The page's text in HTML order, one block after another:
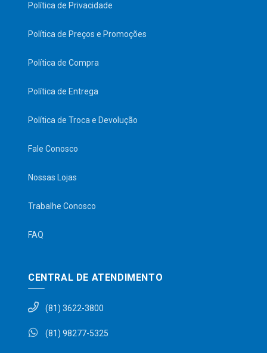
Política de Privacidade
Política de Preços e Promoções
Política de Compra
Política de Entrega
Política de Troca e Devolução
Fale Conosco
Nossas Lojas
Trabalhe Conosco
FAQ
CENTRAL DE ATENDIMENTO
(81) 3622-3800
(81) 98277-5325